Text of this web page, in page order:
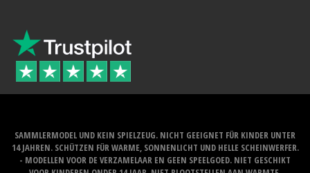
SAMMLERMODEL UND KEIN SPIELZEUG. NICHT GEEIGNET FÜR KINDER UNTER
14 JAHREN. SCHÜTZEN FÜR WARME, SONNENLICHT UND HELLE SCHEINWERFER.
- MODELLEN VOOR DE VERZAMELAAR EN GEEN SPEELGOED. NIET GESCHIKT